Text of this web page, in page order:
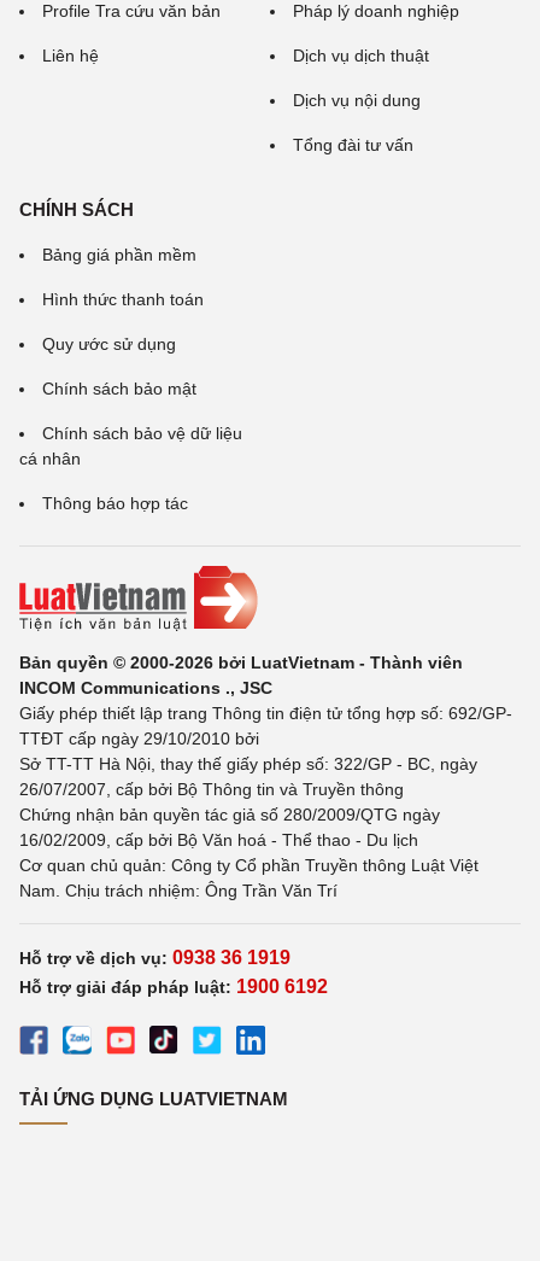
Profile Tra cứu văn bản
Liên hệ
Pháp lý doanh nghiệp
Dịch vụ dịch thuật
Dịch vụ nội dung
Tổng đài tư vấn
CHÍNH SÁCH
Bảng giá phần mềm
Hình thức thanh toán
Quy ước sử dụng
Chính sách bảo mật
Chính sách bảo vệ dữ liệu
cá nhân
Thông báo hợp tác
Bản quyền © 2000-2026 bởi LuatVietnam - Thành viên
INCOM Communications ., JSC
Giấy phép thiết lập trang Thông tin điện tử tổng hợp số: 692/GP-
TTĐT cấp ngày 29/10/2010 bởi
Sở TT-TT Hà Nội, thay thế giấy phép số: 322/GP - BC, ngày
26/07/2007, cấp bởi Bộ Thông tin và Truyền thông
Chứng nhận bản quyền tác giả số 280/2009/QTG ngày
16/02/2009, cấp bởi Bộ Văn hoá - Thể thao - Du lịch
Cơ quan chủ quản: Công ty Cổ phần Truyền thông Luật Việt
Nam. Chịu trách nhiệm: Ông Trần Văn Trí
Hỗ trợ về dịch vụ: 0938 36 1919
Hỗ trợ giải đáp pháp luật: 1900 6192
TẢI ỨNG DỤNG LUATVIETNAM